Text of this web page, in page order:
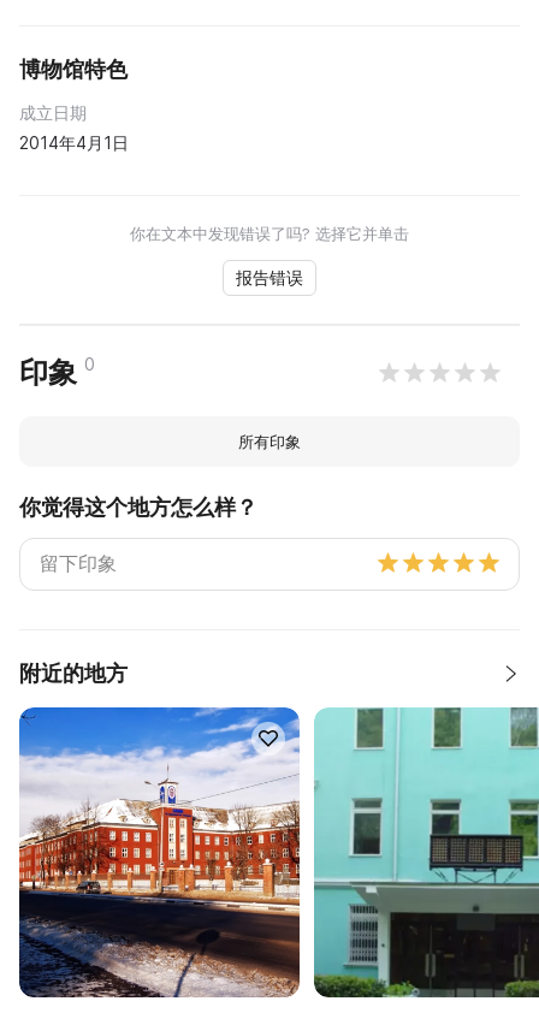
博物馆特色
成立日期
2014年4月1日
你在文本中发现错误了吗? 选择它并单击
报告错误
印象 0
所有印象
你觉得这个地方怎么样？
附近的地方